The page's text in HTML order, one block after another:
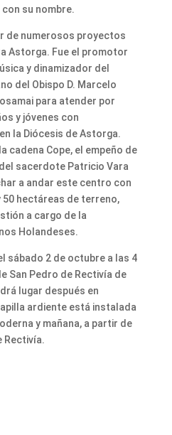
su nombre.
de numerosos proyectos
Astorga. Fue el promotor
y dinamizador del
del Obispo D. Marcelo
para atender por
y jóvenes con
la Diócesis de Astorga.
cadena Cope, el empeño de
sacerdote Patricio Vara
a andar este centro con
50 hectáreas de terreno,
a cargo de la
Holandeses.
sábado 2 de octubre a las 4
San Pedro de Rectivía de
lugar después en
ardiente está instalada
y mañana, a partir de
Rectivía.